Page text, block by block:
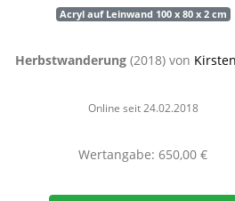
Acryl auf Leinwand 100 x 80 x 2 cm
Herbstwanderung (2018) von
Online seit 24.02.2018
Wertangabe: 650,00 €